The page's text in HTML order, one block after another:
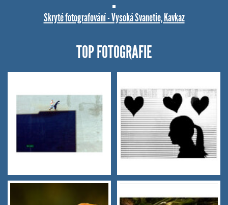
Skryté fotografování - Vysoká Svanetie, Kavkaz
TOP FOTOGRAFIE